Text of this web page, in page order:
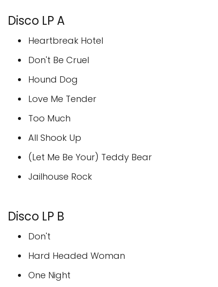
Disco LP A
Heartbreak Hotel
Don't Be Cruel
Hound Dog
Love Me Tender
Too Much
All Shook Up
(Let Me Be Your) Teddy Bear
Jailhouse Rock
Disco LP B
Don't
Hard Headed Woman
One Night